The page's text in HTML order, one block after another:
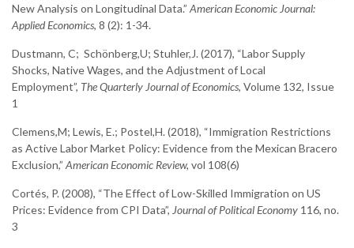
New Analysis on Longitudinal Data.” American Economic Journal:
Applied Economics, 8 (2): 1-34.
Dustmann, C; Schönberg,U; Stuhler,J. (2017), “Labor Supply
Shocks, Native Wages, and the Adjustment of Local
Employment”, The Quarterly Journal of Economics, Volume 132, Issue
1
Clemens,M; Lewis, E.; Postel,H. (2018), “Immigration Restrictions
as Active Labor Market Policy: Evidence from the Mexican Bracero
Exclusion,” American Economic Review, vol 108(6)
Cortés, P. (2008), “The Effect of Low-Skilled Immigration on US
Prices: Evidence from CPI Data”, Journal of Political Economy 116, no.
3